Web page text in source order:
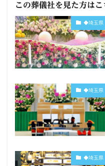
この葬儀社を見た方は
◆埼玉県
◆埼玉県
◆埼玉県